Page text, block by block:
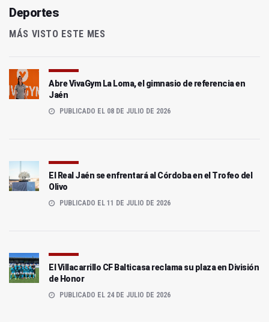
Deportes
MÁS VISTO ESTE MES
Abre VivaGym La Loma, el gimnasio de referencia en
Jaén
PUBLICADO EL 08 DE JULIO DE 2026
El Real Jaén se enfrentará al Córdoba en el Trofeo del
Olivo
PUBLICADO EL 11 DE JULIO DE 2026
El Villacarrillo CF Balticasa reclama su plaza en División
de Honor
PUBLICADO EL 24 DE JULIO DE 2026